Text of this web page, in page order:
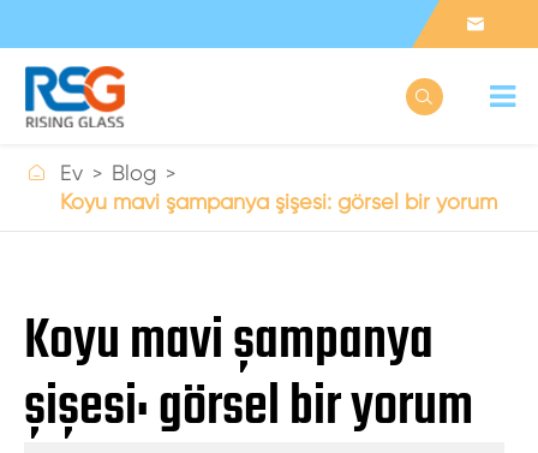


 Ev
Blog
Koyu mavi şampanya şişesi: görsel bir yorum
Koyu mavi şampanya
şişesi: görsel bir yorum